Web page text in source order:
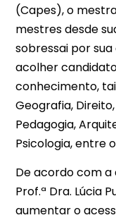
(Capes), o
mestres desde
sobressai por
acolher
conhecimento,
Geografia,
Pedagogia,
Psicologia, entre
De acordo com a
Prof.ª Dra. Lúcia
aumentar o